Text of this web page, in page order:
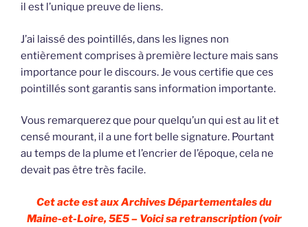
il est l’unique preuve de liens.
J’ai laissé des pointillés, dans les lignes non
entièrement comprises à première lecture mais sans
importance pour le discours. Je vous certifie que ces
pointillés sont garantis sans information importante.
Vous remarquerez que pour quelqu’un qui est au lit et
censé mourant, il a une fort belle signature. Pourtant
au temps de la plume et l’encrier de l’époque, cela ne
devait pas être très facile.
Cet acte est aux Archives Départementales du
Maine-et-Loire, 5E5 – Voici sa retranscription (voir